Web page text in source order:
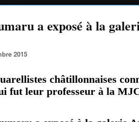
a exposé à la
2015
châtillonnaises
fut leur professeur à la